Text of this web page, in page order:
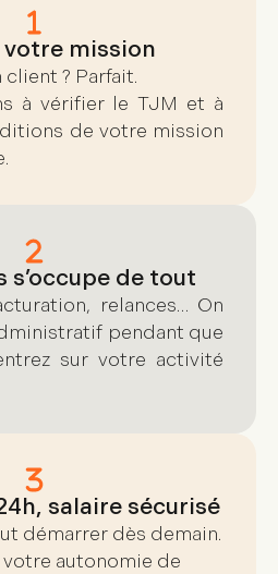
votre mission
client ? Parfait.
à vérifier le TJM et à
de votre mission
s’occupe de tout
relances… On
pendant que
sur votre activité
salaire sécurisé
démarrer dès demain.
votre autonomie de